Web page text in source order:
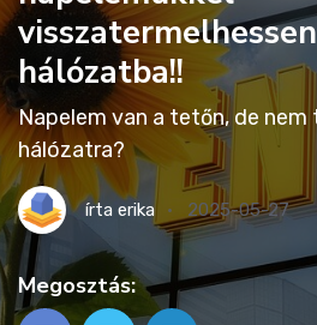
hálózatba!!
Napelem van a tetőn, de
hálózatra?
írta erika 2025-05-27
Megosztás: